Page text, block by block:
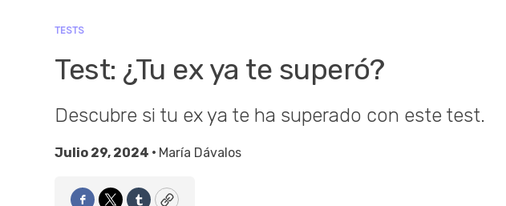
TESTS
Test: ¿Tu ex ya te superó?
Descubre si tu ex ya te ha superado con este test.
Julio 29, 2024 • María Dávalos